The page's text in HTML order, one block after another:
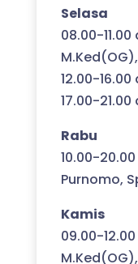
Selasa
08.00-
12.00-
17.00-21.00
Rabu
10.00-
Purnomo,
Kamis
09.00-